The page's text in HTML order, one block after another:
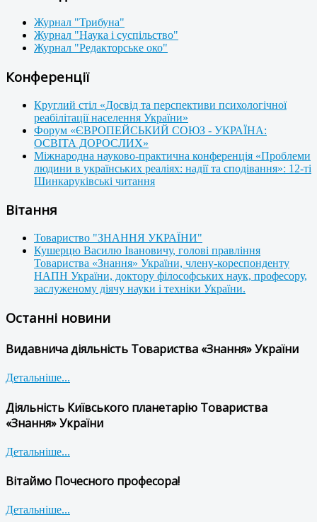
Журнал "Трибуна"
Журнал "Наука і суспільство"
Журнал "Редакторське око"
Конференції
Круглий стіл «Досвід та перспективи психологічної
реабілітації населення України»
Форум «ЄВРОПЕЙСЬКИЙ СОЮЗ - УКРАЇНА:
ОСВІТА ДОРОСЛИХ»
Міжнародна науково-практична конференція «Проблеми
людини в українських реаліях: надії та сподівання»: 12-ті
Шинкаруківські читання
Вітання
Товариство "ЗНАННЯ УКРАЇНИ"
Кушерцю Василю Івановичу, голові правління
Товариства «Знання» України, члену-кореспонденту
НАПН України, доктору філософських наук, професору,
заслуженому діячу науки і техніки України.
Останні новини
Видавнича діяльність Товариства «Знання» України
Детальніше...
Діяльність Київського планетарію Товариства
«Знання» України
Детальніше...
Вітаймо Почесного професора!
Детальніше...